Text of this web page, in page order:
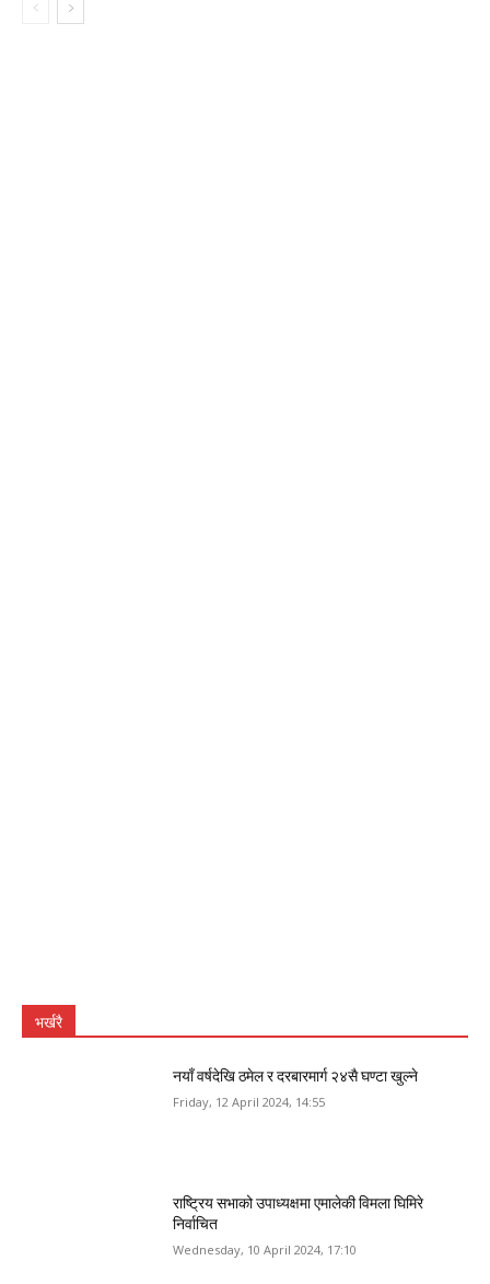
भर्खरै
नयाँ वर्षदेखि ठमेल र दरबारमार्ग २४सै घण्टा खुल्ने
Friday, 12 April 2024, 14:55
राष्ट्रिय सभाको उपाध्यक्षमा एमालेकी विमला घिमिरे
निर्वाचित
Wednesday, 10 April 2024, 17:10